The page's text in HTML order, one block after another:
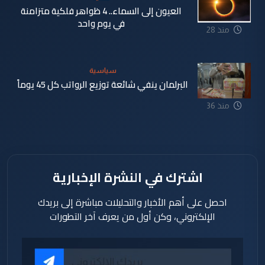
منذ 28
العيون إلى السماء.. 4 ظواهر فلكية متزامنة
في يوم واحد
منذ 36
سياسية
البرلمان ينفي شائعة توزيع الرواتب كل 45 يوماً
اشترك في النشرة الإخبارية
احصل على أهم الأخبار والتحليلات مباشرة إلى بريدك
الإلكتروني، وكن أول من يعرف آخر التطورات